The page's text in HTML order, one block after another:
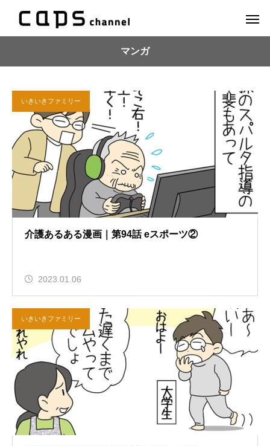
マンガ
いきいきファミリー
介護あるある漫画｜第94話 eスポーツ②
2023.01.06
いきいきファミリー